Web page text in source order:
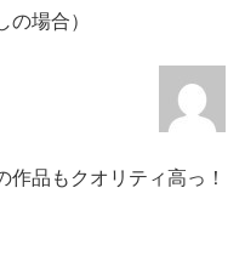
の場合）
作品もクオリティ高っ！